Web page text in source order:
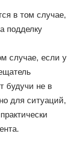
в том случае,
подделку
случае, если у
будучи не в
для ситуаций,